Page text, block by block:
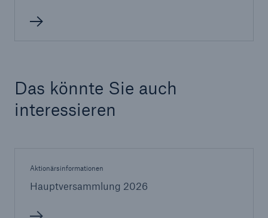
Das könnte Sie auch
interessieren
Aktionärsinformationen
Hauptversammlung 2026
Home